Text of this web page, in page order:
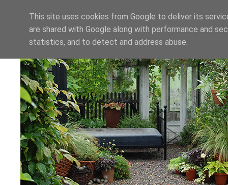
This site uses cookies from Google to deliver its
are shared with Google along with performance and
statistics, and to detect and address abuse.